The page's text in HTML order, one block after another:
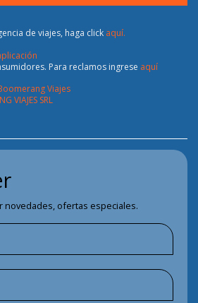
de viajes, haga click aquí.
Para reclamos ingrese aquí
Viajes
VIAJES SRL
novedades, ofertas especiales.